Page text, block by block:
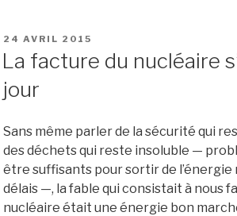
PUBLIÉ
LE
24 AVRIL 2015
La facture du nucléaire
jour
Sans même parler de la sécurité qui
des déchets qui reste insoluble —
être suffisants pour sortir de l’énergie
délais —, la fable qui consistait à nous
nucléaire était une énergie bon